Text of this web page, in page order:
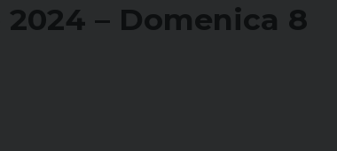
– Domenica 8